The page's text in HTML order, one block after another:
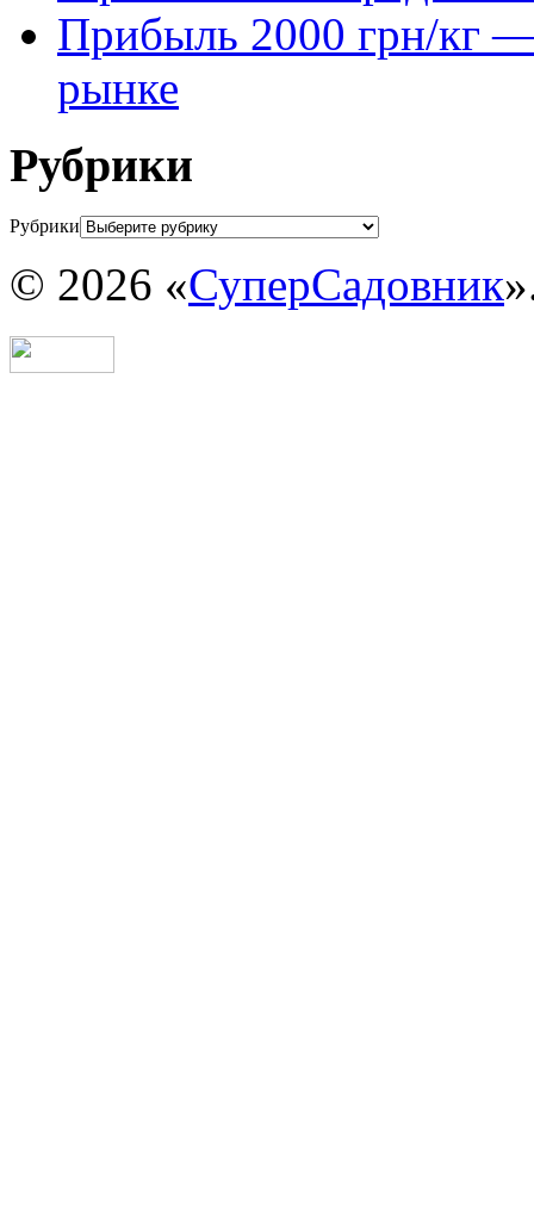
Прибыль 2000 грн/кг —
рынке
Рубрики
Рубрики
© 2026 «СуперСадовник